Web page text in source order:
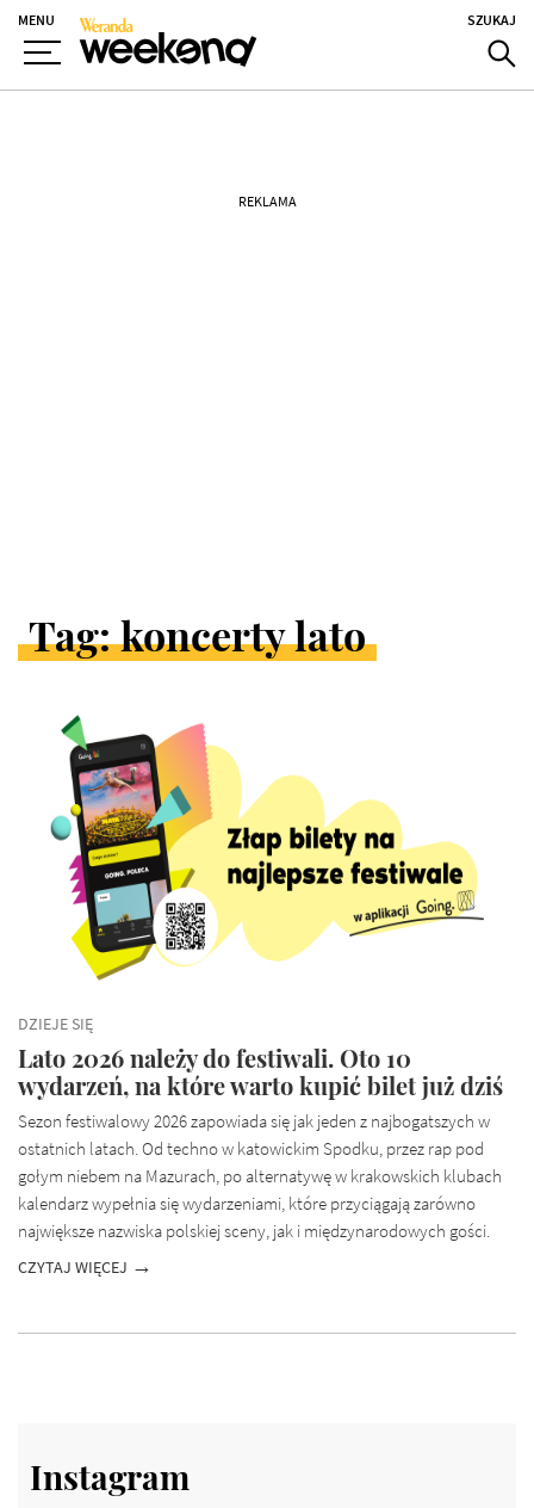
MENU SZUKAJ
REKLAMA
Tag: koncerty lato
ARTYKUŁY
KATEGORII
DZIEJE SIĘ
Lato 2026 należy do festiwali. Oto 10
wydarzeń, na które warto kupić bilet już dziś
Sezon festiwalowy 2026 zapowiada się jak jeden z najbogatszych w
ostatnich latach. Od techno w katowickim Spodku, przez rap pod
gołym niebem na Mazurach, po alternatywę w krakowskich klubach
kalendarz wypełnia się wydarzeniami, które przyciągają zarówno
największe nazwiska polskiej sceny, jak i międzynarodowych gości.
CZYTAJ WIĘCEJ
Instagram